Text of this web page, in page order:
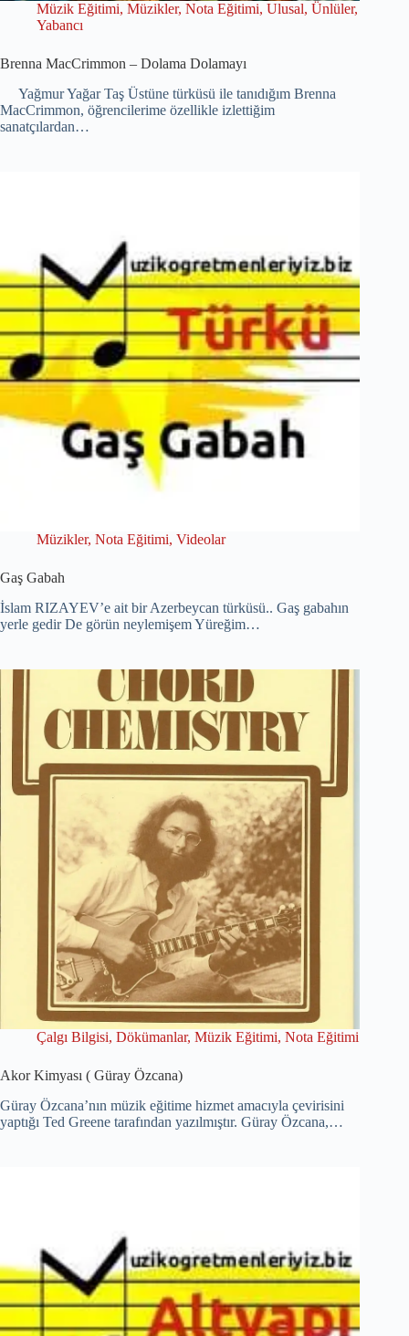
Müzik Eğitimi, Müzikler, Nota Eğitimi, Ulusal, Ünlüler,
Yabancı
Brenna MacCrimmon – Dolama Dolamayı
Yağmur Yağar Taş Üstüne türküsü ile tanıdığım Brenna
MacCrimmon, öğrencilerime özellikle izlettiğim
sanatçılardan…
Müzikler, Nota Eğitimi, Videolar
Gaş Gabah
İslam RIZAYEV’e ait bir Azerbeycan türküsü.. Gaş gabahın
yerle gedir De görün neylemişem Yüreğim…
Çalgı Bilgisi, Dökümanlar, Müzik Eğitimi, Nota Eğitimi
Akor Kimyası ( Güray Özcana)
Güray Özcana’nın müzik eğitime hizmet amacıyla çevirisini
yaptığı Ted Greene tarafından yazılmıştır. Güray Özcana,…